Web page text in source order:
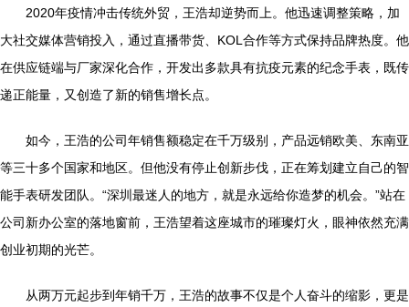
2020年疫情冲击传统外贸，王浩却逆势而上。他迅速调整策略，加
大社交媒体营销投入，通过直播带货、KOL合作等方式保持品牌热度。他
在供应链端与厂家深化合作，开发出多款具有抗疫元素的纪念手表，既传
递正能量，又创造了新的销售增长点。
如今，王浩的公司年销售额稳定在千万级别，产品远销欧美、东南亚
等三十多个国家和地区。但他没有停止创新步伐，正在筹划建立自己的智
能手表研发团队。“深圳最迷人的地方，就是永远给你造梦的机会。”站在
公司新办公室的落地窗前，王浩望着这座城市的璀璨灯火，眼神依然充满
创业初期的光芒。
从两万元起步到年销千万，王浩的故事不仅是个人奋斗的缩影，更是